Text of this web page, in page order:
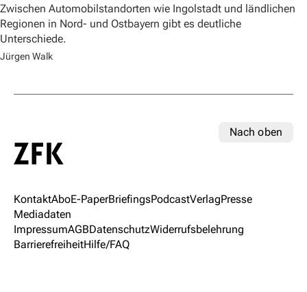
Zwischen Automobilstandorten wie Ingolstadt und ländlichen
Regionen in Nord- und Ostbayern gibt es deutliche
Unterschiede.
Jürgen Walk
Nach oben
KontaktAboE-PaperBriefingsPodcastVerlagPresse
Mediadaten
ImpressumAGBDatenschutzWiderrufsbelehrung
BarrierefreiheitHilfe/FAQ